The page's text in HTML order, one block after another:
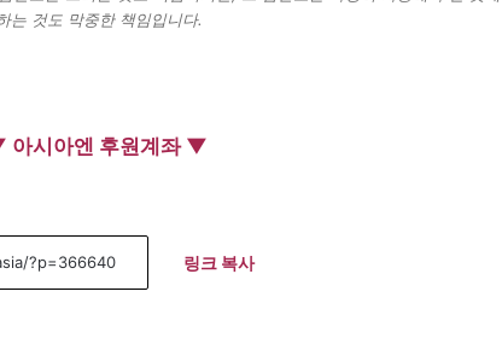
는 것도 막중한 책임입니다.
아시아엔 후원계좌 ▼
링크 복사